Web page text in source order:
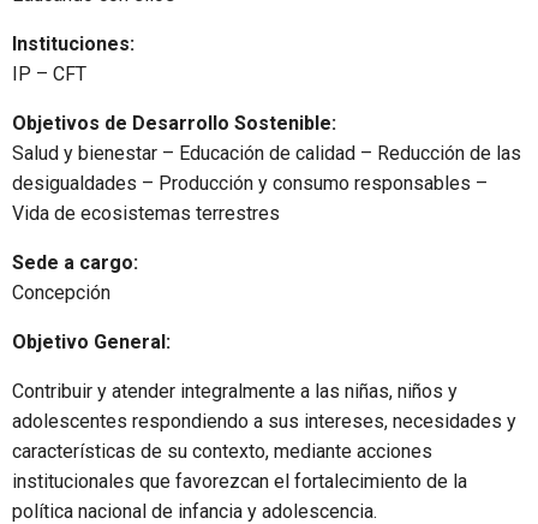
Instituciones:
IP – CFT
Objetivos de Desarrollo Sostenible:
Salud y bienestar – Educación de calidad – Reducción de las
desigualdades – Producción y consumo responsables –
Vida de ecosistemas terrestres
Sede a cargo:
Concepción
Objetivo General:
Contribuir y atender integralmente a las niñas, niños y
adolescentes respondiendo a sus intereses, necesidades y
características de su contexto, mediante acciones
institucionales que favorezcan el fortalecimiento de la
política nacional de infancia y adolescencia.